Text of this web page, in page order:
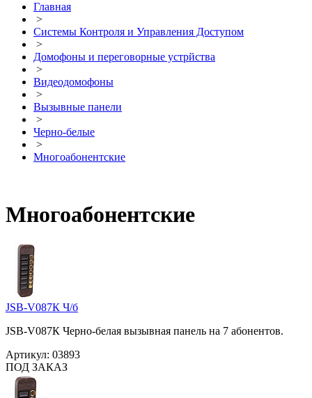
Главная
>
Системы Контроля и Управления Доступом
>
Домофоны и переговорные устрйства
>
Видеодомофоны
>
Вызывные панели
>
Черно-белые
>
Многоабонентские
Многоабонентские
JSB-V087К Ч/б
JSB-V087К Черно-белая вызывная панель на 7 абонентов.
Артикул: 03893
ПОД ЗАКАЗ